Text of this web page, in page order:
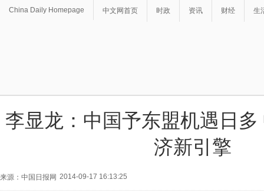
China Daily Homepage 中文网首页 时政 资讯 财经 生
李显龙：中国予东盟机遇日
济新引擎
来源：中国日报网 2014-09-17 16:13:25